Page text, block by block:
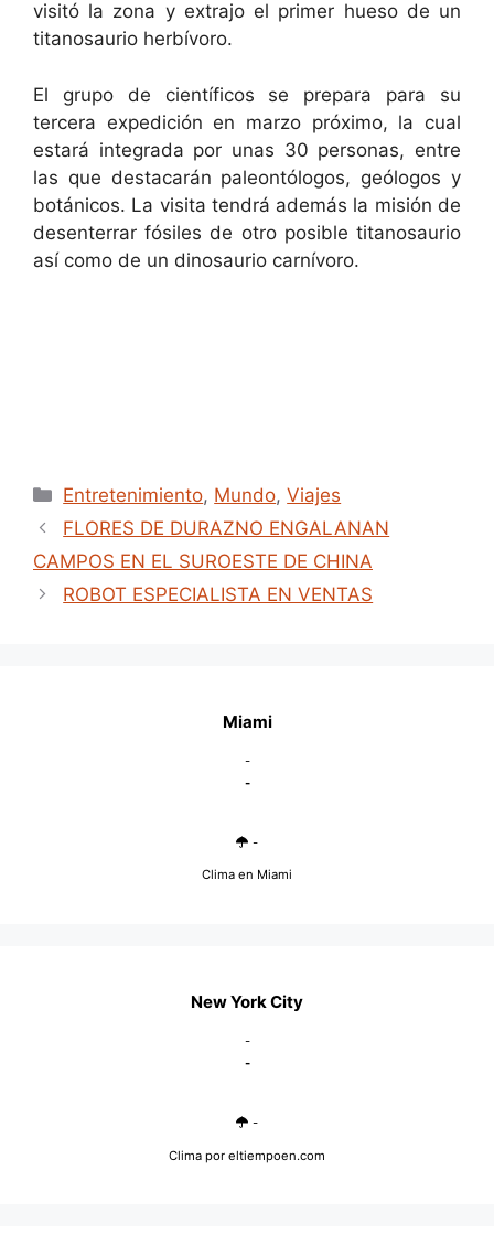
visitó la zona y extrajo el primer hueso de un
titanosaurio herbívoro.
El grupo de científicos se prepara para su
tercera expedición en marzo próximo, la cual
estará integrada por unas 30 personas, entre
las que destacarán paleontólogos, geólogos y
botánicos. La visita tendrá además la misión de
desenterrar fósiles de otro posible titanosaurio
así como de un dinosaurio carnívoro.
Categories
Entretenimiento, Mundo,Viajes
FLORES DE DURAZNO ENGALANAN
CAMPOS EN EL SUROESTE DE CHINA
ROBOT ESPECIALISTA EN VENTAS
Miami
-
-
-
Clima en Miami
New York City
-
-
-
Clima por eltiempoen.com